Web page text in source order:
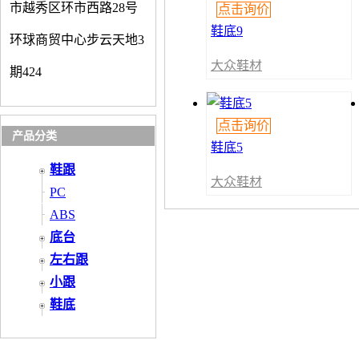
市越秀区环市西路28号
环球商贸中心步云天地3
期424
产品分类
鞋跟
PC
ABS
底台
左右跟
小跟
鞋底
点击询价
鞋底9
大众鞋材
点击询价
鞋底5
大众鞋材